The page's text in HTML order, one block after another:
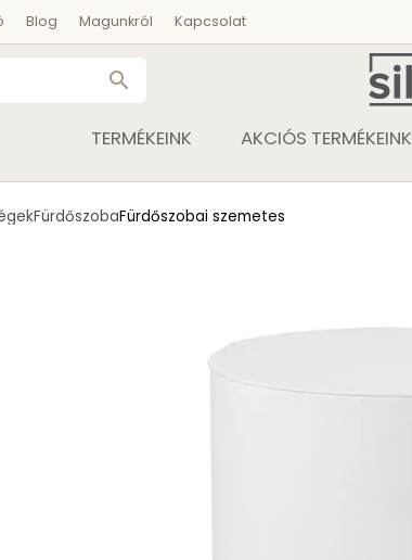
Blog Magunkról Kapcsolat
search
TERMÉKEINK AKCIÓS TERMÉKEINK
FürdőszobaFürdőszobai szemetes